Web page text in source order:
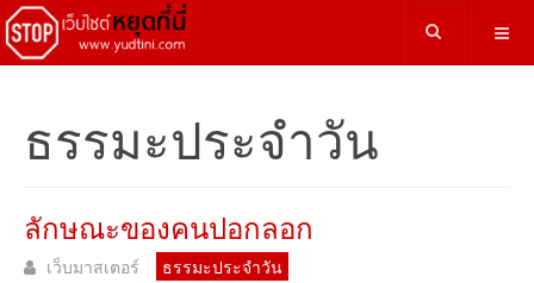
ธรรมะประจำวัน
ลักษณะของคนปอกลอก
เว็บมาสเตอร์
ธรรมะประจำวัน